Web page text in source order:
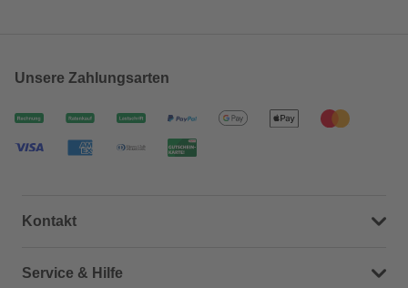
Unsere Zahlungsarten
Kontakt
Dein Kontakt zu uns
Service & Hilfe